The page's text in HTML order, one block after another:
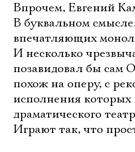
Впрочем, Евгений
В буквальном
впечатляющих
И несколько
позавидовал бы сам
похож на оперу, с
исполнения
драматического
Играют так, что